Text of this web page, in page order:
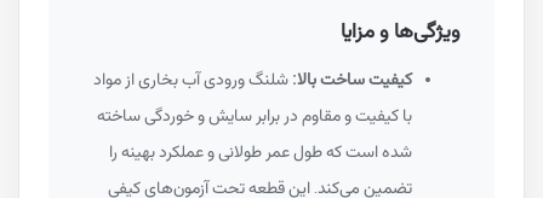
ویژگی‌ها و مزایا
کیفیت ساخت بالا:شلنگ ورودی آب بخاری از مواد
با کیفیت و مقاوم در برابر سایش و خوردگی ساخته
شده است که طول عمر طولانی و عملکرد بهینه را
تضمین می‌کند. این قطعه تحت آزمون‌های کیفی